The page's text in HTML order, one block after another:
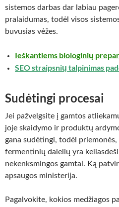
sistemos darbas dar labiau
pralaidumas, todėl visos
buvusias vėžes.
Ieškantiems biologinių
SEO straipsnių talpinimas
Sudėtingi procesai
Jei pažvelgsite į gamtos
joje skaidymo ir produktų
gana sudėtingi, todėl
fermentinių dalelių yra
nekenksmingos gamtai. Ką
apsaugos ministerija.
Pagalvokite, kokios medžiagos